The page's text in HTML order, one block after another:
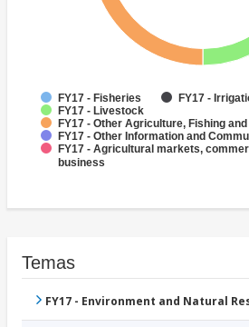
FY17 - Fisheries
FY17 -
FY17 - Livestock
FY17 - Other Agriculture, Fishing
FY17 - Other Information and
FY17 - Agricultural markets,
business
Temas
FY17 - Environment and Natural